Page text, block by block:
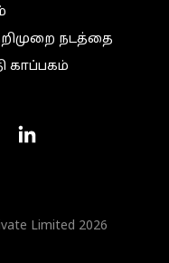
நடத்தை
காப்பகம்
Limited 2026